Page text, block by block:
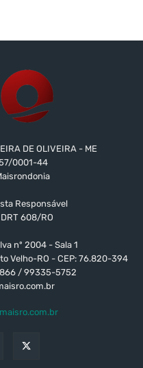
DE OLIVEIRA - ME
0001-44
Responsável
608/RO
nº 2004 - Sala 1
Velho-RO - CEP: 76.820-394
/ 99335-5752